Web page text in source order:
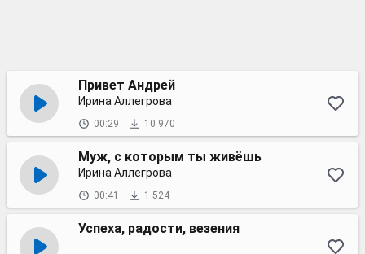
Привет Андрей
Ирина Аллегрова
00:29 10 970
Муж, с которым ты живёшь
Ирина Аллегрова
00:41 1 524
Успеха, радости, везения